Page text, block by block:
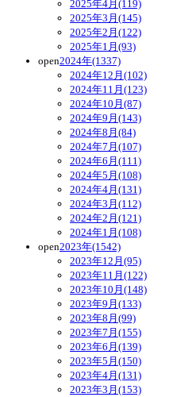
2025年4月(119)
2025年3月(145)
2025年2月(122)
2025年1月(93)
open2024年(1337)
2024年12月(102)
2024年11月(123)
2024年10月(87)
2024年9月(143)
2024年8月(84)
2024年7月(107)
2024年6月(111)
2024年5月(108)
2024年4月(131)
2024年3月(112)
2024年2月(121)
2024年1月(108)
open2023年(1542)
2023年12月(95)
2023年11月(122)
2023年10月(148)
2023年9月(133)
2023年8月(99)
2023年7月(155)
2023年6月(139)
2023年5月(150)
2023年4月(131)
2023年3月(153)